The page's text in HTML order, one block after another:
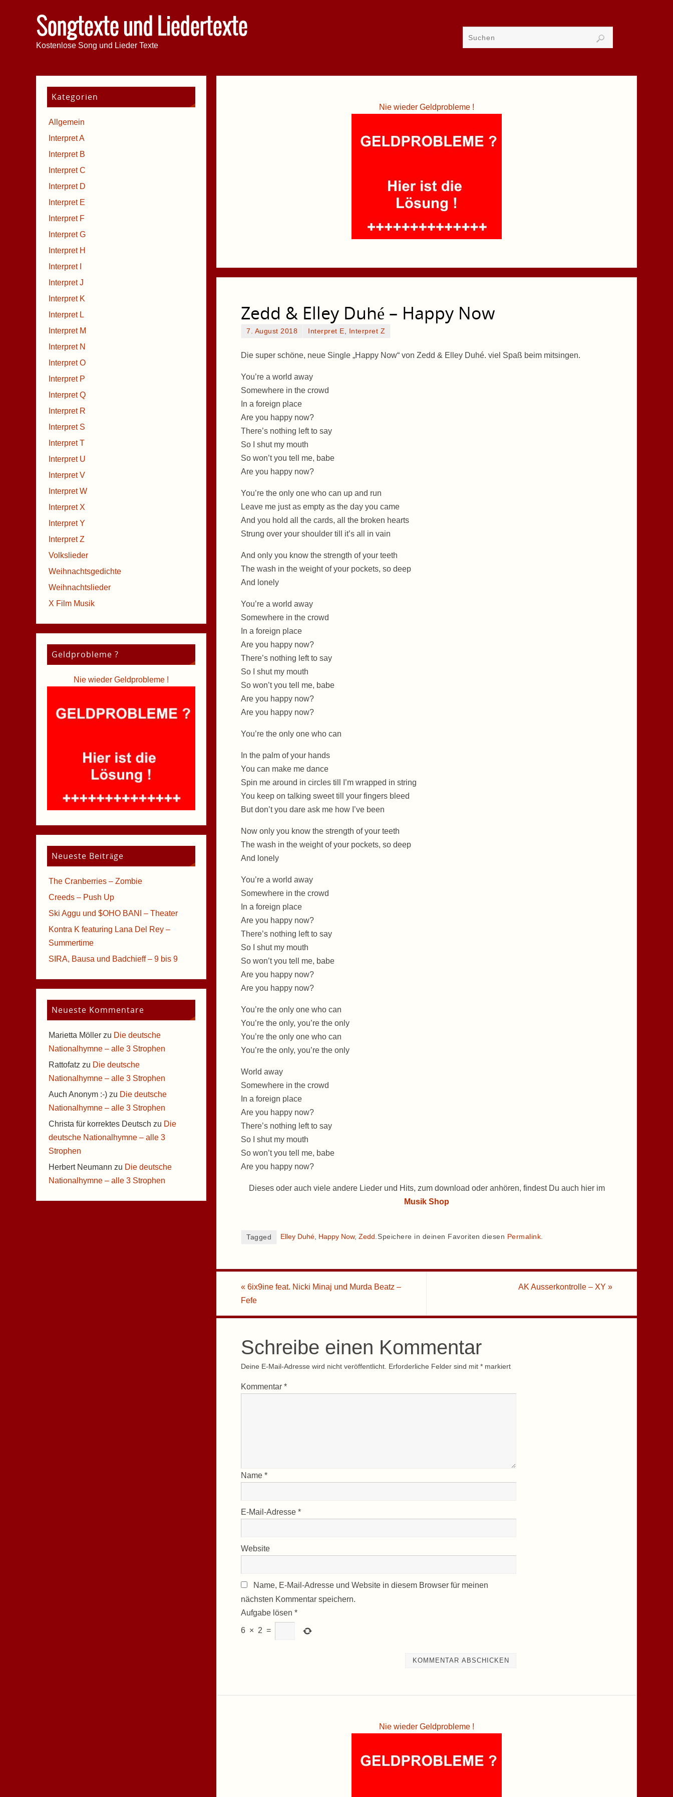
Songtexte und Liedertexte
Kostenlose Song und Lieder Texte
Nie wieder Geldprobleme !
Zedd & Elley Duhé – Happy Now
7. August 2018 Interpret E, Interpret Z
Die super schöne, neue Single „Happy Now“ von Zedd & Elley Duhé. viel Spaß beim mitsingen.
You’re a world away
Somewhere in the crowd
In a foreign place
Are you happy now?
There’s nothing left to say
So I shut my mouth
So won’t you tell me, babe
Are you happy now?
You’re the only one who can up and run
Leave me just as empty as the day you came
And you hold all the cards, all the broken hearts
Strung over your shoulder till it’s all in vain
And only you know the strength of your teeth
The wash in the weight of your pockets, so deep
And lonely
You’re a world away
Somewhere in the crowd
In a foreign place
Are you happy now?
There’s nothing left to say
So I shut my mouth
So won’t you tell me, babe
Are you happy now?
Are you happy now?
You’re the only one who can
In the palm of your hands
You can make me dance
Spin me around in circles till I’m wrapped in string
You keep on talking sweet till your fingers bleed
But don’t you dare ask me how I’ve been
Now only you know the strength of your teeth
The wash in the weight of your pockets, so deep
And lonely
You’re a world away
Somewhere in the crowd
In a foreign place
Are you happy now?
There’s nothing left to say
So I shut my mouth
So won’t you tell me, babe
Are you happy now?
Are you happy now?
You’re the only one who can
You’re the only, you’re the only
You’re the only one who can
You’re the only, you’re the only
World away
Somewhere in the crowd
In a foreign place
Are you happy now?
There’s nothing left to say
So I shut my mouth
So won’t you tell me, babe
Are you happy now?
Dieses oder auch viele andere Lieder und Hits, zum download oder anhören, findest Du auch hier im
Musik Shop
Tagged Elley Duhé Happy Now, Zedd Speichere in deinen Favoriten diesen Permalink
« 6ix9ine feat. Nicki Minaj und Murda Beatz –
Fefe
AK Ausserkontrolle – XY »
Schreibe einen Kommentar
Deine E-Mail-Adresse wird nicht veröffentlicht. Erforderliche Felder sind mit * markiert
Kommentar *
Name *
E-Mail-Adresse *
Website
Name, E-Mail-Adresse und Website in diesem Browser für meinen
nächsten Kommentar speichern.
Aufgabe lösen *
6 × 2 =
Nie wieder Geldprobleme !
Kategorien
Allgemein
Interpret A
Interpret B
Interpret C
Interpret D
Interpret E
Interpret F
Interpret G
Interpret H
Interpret I
Interpret J
Interpret K
Interpret L
Interpret M
Interpret N
Interpret O
Interpret P
Interpret Q
Interpret R
Interpret S
Interpret T
Interpret U
Interpret V
Interpret W
Interpret X
Interpret Y
Interpret Z
Volkslieder
Weihnachtsgedichte
Weihnachtslieder
X Film Musik
Geldprobleme ?
Nie wieder Geldprobleme !
Neueste Beiträge
The Cranberries – Zombie
Creeds – Push Up
Ski Aggu und $OHO BANI – Theater
Kontra K featuring Lana Del Rey –
Summertime
SIRA, Bausa und Badchieff – 9 bis 9
Neueste Kommentare
Marietta Möllerzu Die deutsche
Nationalhymne – alle 3 Strophen
Rattofatz zu Die deutsche
Nationalhymne – alle 3 Strophen
Auch Anonym :-)zu Die deutsche
Nationalhymne – alle 3 Strophen
Christa für korrektes Deutsch zu Die
deutsche Nationalhymne – alle 3
Strophen
Herbert Neumann zu Die deutsche
Nationalhymne – alle 3 Strophen